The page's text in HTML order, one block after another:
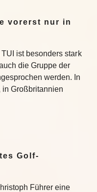
vorerst nur in
ist besonders stark
die Gruppe der
werden. In
in Großbritannien
Golf-
Führer eine